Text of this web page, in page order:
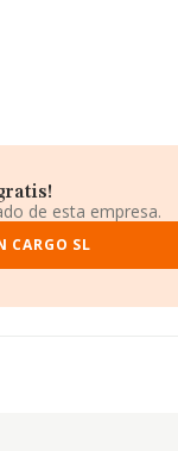
de esta empresa.
CARGO SL